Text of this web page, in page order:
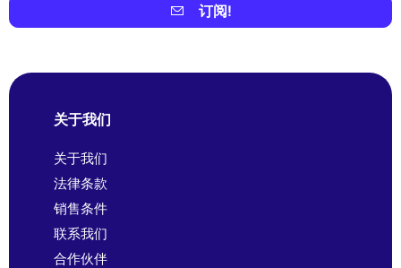
订阅!
关于我们
关于我们
法律条款
销售条件
联系我们
合作伙伴